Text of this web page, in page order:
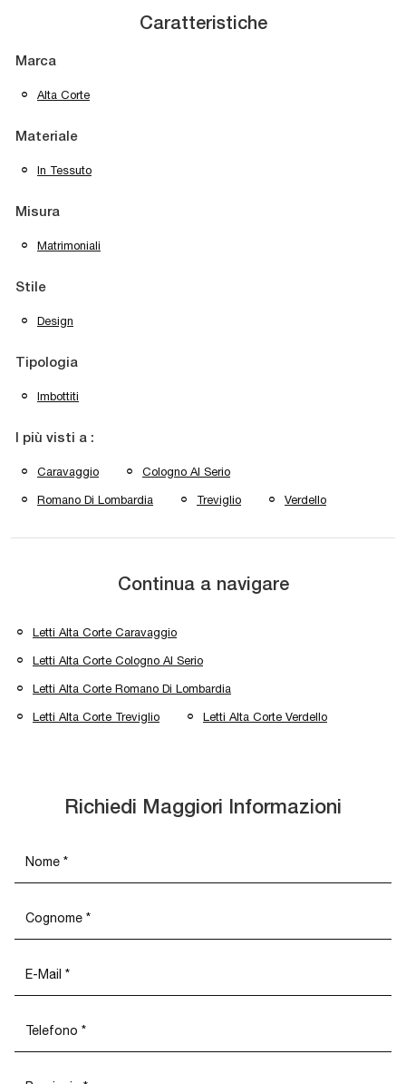
Caratteristiche
Marca
Alta Corte
Materiale
In Tessuto
Misura
Matrimoniali
Stile
Design
Tipologia
Imbottiti
I più visti a :
Caravaggio Cologno Al Serio
Romano Di Lombardia Treviglio Verdello
Continua a navigare
Letti Alta Corte Caravaggio
Letti Alta Corte Cologno Al Serio
Letti Alta Corte Romano Di Lombardia
Letti Alta Corte Treviglio Letti Alta Corte Verdello
Richiedi Maggiori Informazioni